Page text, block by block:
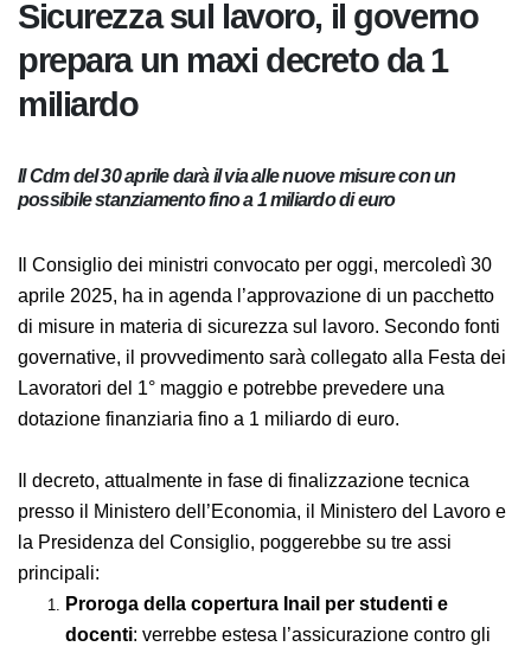
Sicurezza sul lavoro, il governo
prepara un maxi decreto da 1
miliardo
Il Cdm del 30 aprile darà il via alle nuove misure con un
possibile stanziamento fino a 1 miliardo di euro
Il Consiglio dei ministri convocato per oggi, mercoledì 30
aprile 2025, ha in agenda l’approvazione di un pacchetto
governative, il provvedimento sarà collegato alla Festa dei
Lavoratori del 1° maggio e potrebbe prevedere una
Il decreto, attualmente in fase di finalizzazione tecnica
presso il Ministero dell’Economia, il Ministero del Lavoro e
la Presidenza del Consiglio, poggerebbe su tre assi
principali:
Proroga della copertura Inail per studenti e